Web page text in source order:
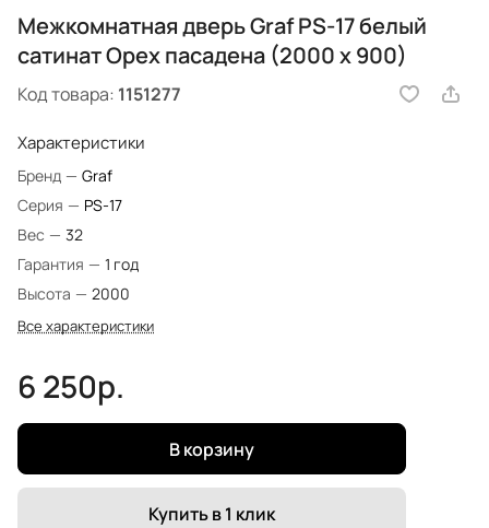
Межкомнатная дверь Graf PS-17 белый
сатинат Орех пасадена (2000 х 900)
Код товара: 1151277
Характеристики
Бренд — Graf
Серия — PS-17
Вес — 32
Гарантия — 1 год
Высота — 2000
Все характеристики
6 250р.
В корзину
Купить в 1 клик